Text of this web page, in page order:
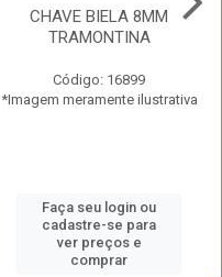
CHAVE BIELA 8MM
TRAMONTINA
Código: 16899
*Imagem meramente ilustrativa
Faça seu login ou
cadastre-se para
ver preços e
comprar